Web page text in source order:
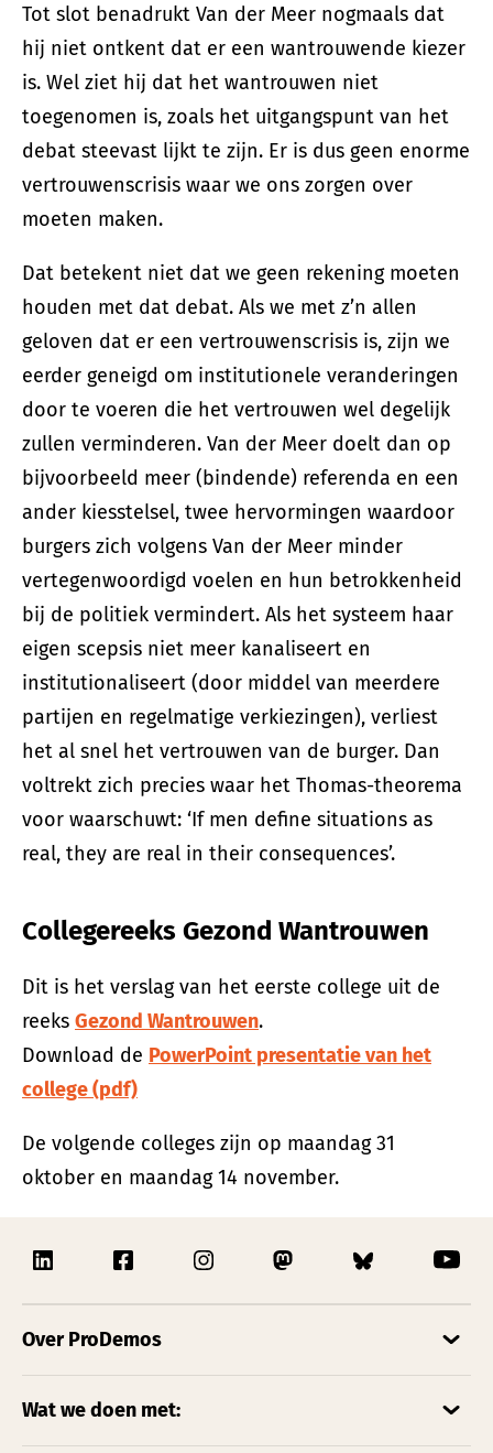
Tot slot benadrukt Van der Meer nogmaals dat
hij niet ontkent dat er een wantrouwende kiezer
is. Wel ziet hij dat het wantrouwen niet
toegenomen is, zoals het uitgangspunt van het
debat steevast lijkt te zijn. Er is dus geen enorme
vertrouwenscrisis waar we ons zorgen over
moeten maken.
Dat betekent niet dat we geen rekening moeten
houden met dat debat. Als we met z’n allen
geloven dat er een vertrouwenscrisis is, zijn we
eerder geneigd om institutionele veranderingen
door te voeren die het vertrouwen wel degelijk
zullen verminderen. Van der Meer doelt dan op
bijvoorbeeld meer (bindende) referenda en een
ander kiesstelsel, twee hervormingen waardoor
burgers zich volgens Van der Meer minder
vertegenwoordigd voelen en hun betrokkenheid
bij de politiek vermindert. Als het systeem haar
eigen scepsis niet meer kanaliseert en
institutionaliseert (door middel van meerdere
partijen en regelmatige verkiezingen), verliest
het al snel het vertrouwen van de burger. Dan
voltrekt zich precies waar het Thomas-theorema
voor waarschuwt: ‘If men define situations as
real, they are real in their consequences’.
Collegereeks Gezond Wantrouwen
Dit is het verslag van het eerste college uit de
reeks Gezond Wantrouwen.
Download de PowerPoint presentatie van het
college (pdf)
De volgende colleges zijn op maandag 31
oktober en maandag 14 november.
Over ProDemos
Wat we doen met: